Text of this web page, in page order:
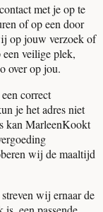
met je op te
of op een door
op jouw verzoek of
veilige plek,
over op jou.
correct
je het adres niet
kan MarleenKookt
wij de maaltijd
wij ernaar de